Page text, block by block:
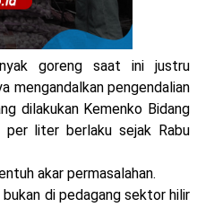
goreng saat ini justru
mengandalkan pengendalian
dilakukan Kemenko Bidang
per liter berlaku sejak Rabu
akar permasalahan.
di pedagang sektor hilir